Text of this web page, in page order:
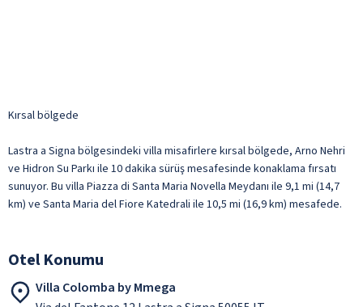
Kırsal bölgede
Lastra a Signa bölgesindeki villa misafirlere kırsal bölgede, Arno Nehri
ve Hidron Su Parkı ile 10 dakika sürüş mesafesinde konaklama fırsatı
sunuyor. Bu villa Piazza di Santa Maria Novella Meydanı ile 9,1 mi (14,7
km) ve Santa Maria del Fiore Katedrali ile 10,5 mi (16,9 km) mesafede.
Otel Konumu
Villa Colomba by Mmega